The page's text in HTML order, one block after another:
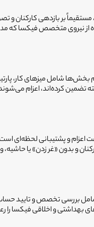
بر بازدهی کارکنان و
از نیروی متخصص فیکسا که
بخش‌ها شامل میزهای کار،
تضمین کرده‌اند، اعزام
اعزام و پشتیبانی لحظه‌ای
و بدون «غر زدن» یا
با بیش از ۳۰۰ هزار کاربر فعال، سیستم نظارتی